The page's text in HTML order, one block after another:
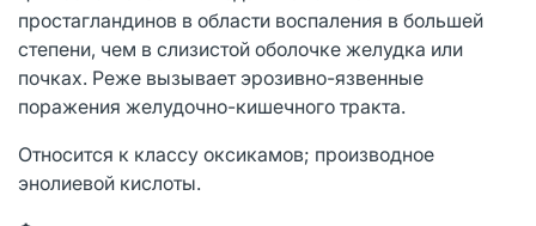
простагландинов в области воспаления в большей
степени, чем в слизистой оболочке желудка или
почках. Реже вызывает эрозивно-язвенные
поражения желудочно-кишечного тракта.
Относится к классу оксикамов; производное
энолиевой кислоты.